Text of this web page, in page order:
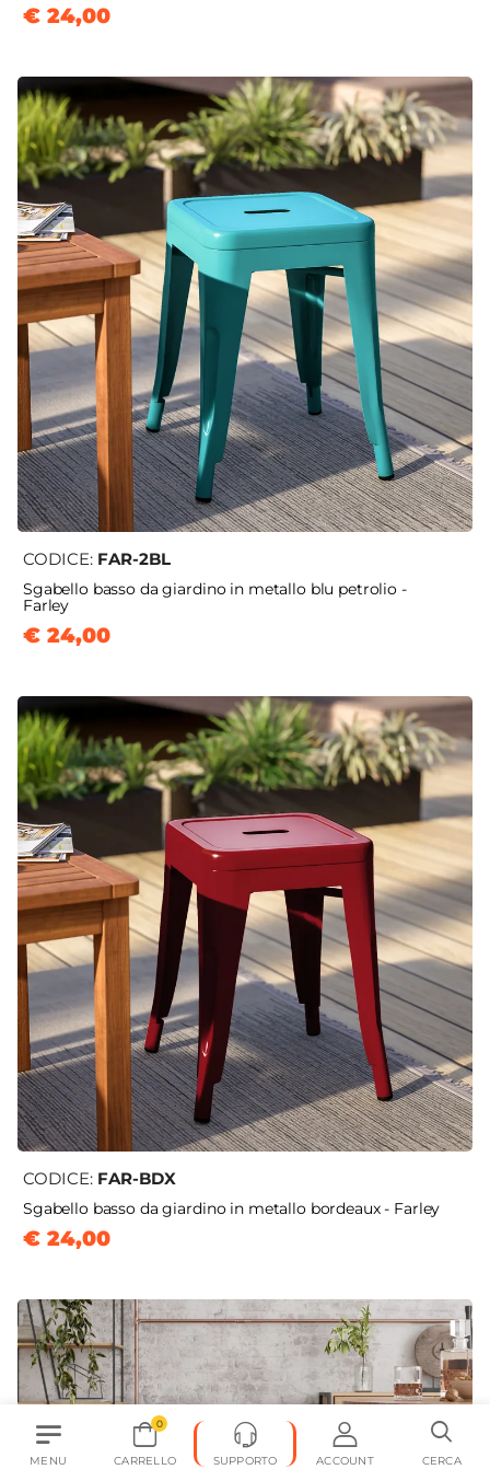
€ 24,00
CODICE: FAR-2BL
Sgabello basso da giardino in metallo blu petrolio -
Farley
€ 24,00
CODICE: FAR-BDX
Sgabello basso da giardino in metallo bordeaux - Farley
€ 24,00
MENU
0
CARRELLO SUPPORTO ACCOUNT CERCA